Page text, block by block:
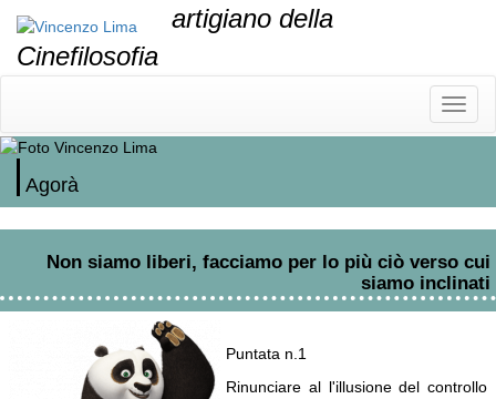
artigiano della
Cinefilosofia
menu
Agorà
Non siamo liberi, facciamo per lo più ciò verso cui
siamo inclinati
Puntata n.1
Rinunciare al l'illusione del controllo